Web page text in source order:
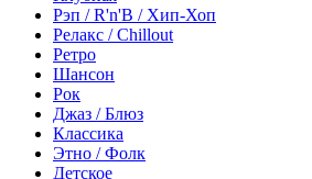
Рэп / R'n'B / Хип-Хоп
Релакс / Chillout
Ретро
Шансон
Рок
Джаз / Блюз
Классика
Этно / Фолк
Детское